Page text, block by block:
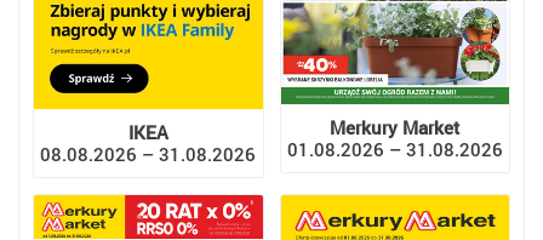
IKEA
08.08.2026 – 31.08.2026
Merkury Market
01.08.2026 – 31.08.2026